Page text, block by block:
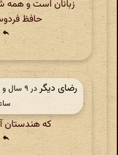
زبانان است و همه
حافظ
reply
رضای دیگر
که هندستان
reply